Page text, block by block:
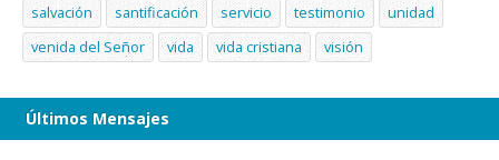
salvación
santificación servicio testimonio
unidad
venida del Señor
vida vida cristiana visión
Últimos Mensajes